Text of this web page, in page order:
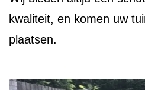
kwaliteit, en komen uw
plaatsen.